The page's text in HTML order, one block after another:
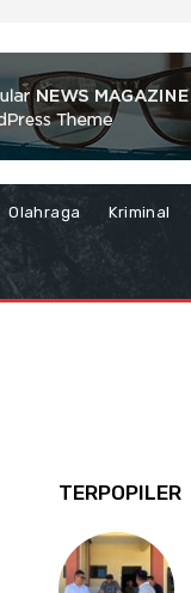
Olahraga Kriminal
TERPOPILER